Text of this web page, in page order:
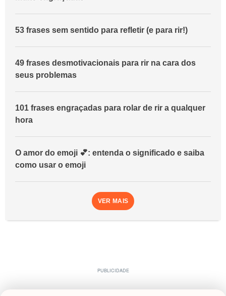
53 frases sem sentido para refletir (e para rir!)
49 frases desmotivacionais para rir na cara dos
seus problemas
101 frases engraçadas para rolar de rir a qualquer
hora
O amor do emoji 💕: entenda o significado e saiba
como usar o emoji
VER MAIS